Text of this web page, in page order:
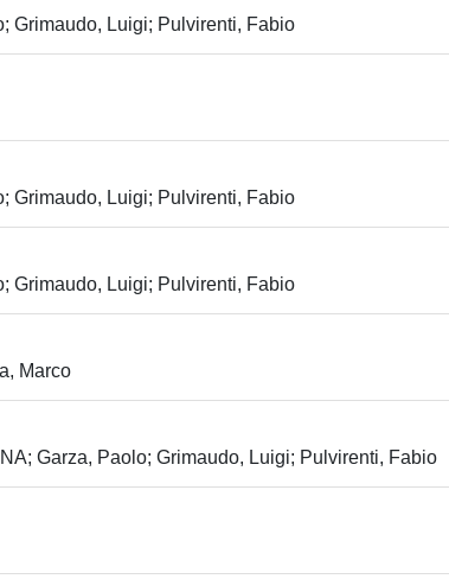
Grimaudo, Luigi; Pulvirenti, Fabio
Grimaudo, Luigi; Pulvirenti, Fabio
Grimaudo, Luigi; Pulvirenti, Fabio
Marco
Garza, Paolo; Grimaudo, Luigi; Pulvirenti, Fabio